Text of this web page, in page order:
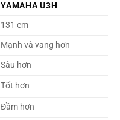
YAMAHA U3H
131 cm
Mạnh và vang hơn
Sâu hơn
Tốt hơn
Đầm hơn